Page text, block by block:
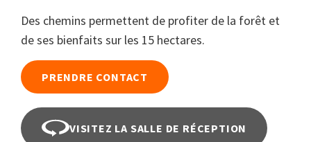
Des chemins permettent de profiter de la forêt et
de ses bienfaits sur les 15 hectares.
PRENDRE CONTACT
VISITEZ LA SALLE DE RÉCEPTION